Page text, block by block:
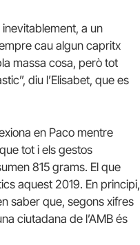
a un
cau algun capritx
massa cosa, però tot
diu l’Elisabet, que es
en Paco mentre
tot i els gestos
815 grams. El que
aquest 2019. En principi,
saber que, segons xifres
ciutadana de l’AMB és